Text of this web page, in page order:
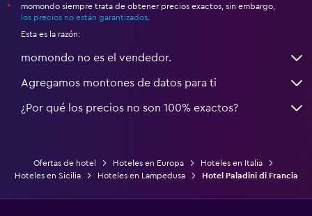
*
momondo siempre trata de obtener precios exactos, sin embargo,
los precios no están garantizados
Esta es la razón:
momondo no es el vendedor.
Agregamos montones de datos para ti
¿Por qué los precios no son 100% exactos?
Ofertas de hotel Hoteles en Europa
Hoteles en Italia
Hoteles en Sicilia
Hoteles en Lampedusa Hotel Paladini di Francia